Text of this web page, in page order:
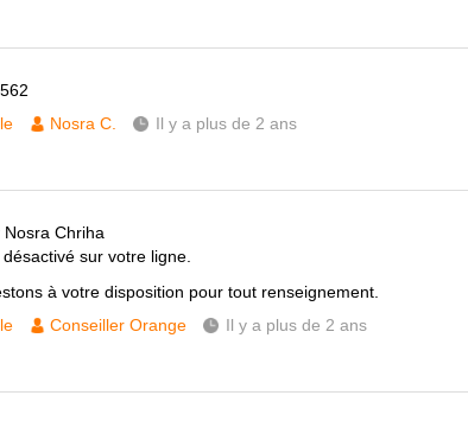
Nosra C. Il y a plus de 2 ans
Nosra Chriha
sur votre ligne.
à votre disposition pour tout renseignement.
Conseiller Orange Il y a plus de 2 ans